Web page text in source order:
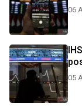
06
05